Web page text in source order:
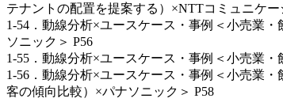
テナントの配置を提案する）×NTTコミュニケー
1-54．動線分析×ユースケース・事例＜小売業
ソニック＞ P56
1-55．動線分析×ユースケース・事例＜小売業
1-56．動線分析×ユースケース・事例＜小売業
客の傾向比較）×パナソニック＞ P58